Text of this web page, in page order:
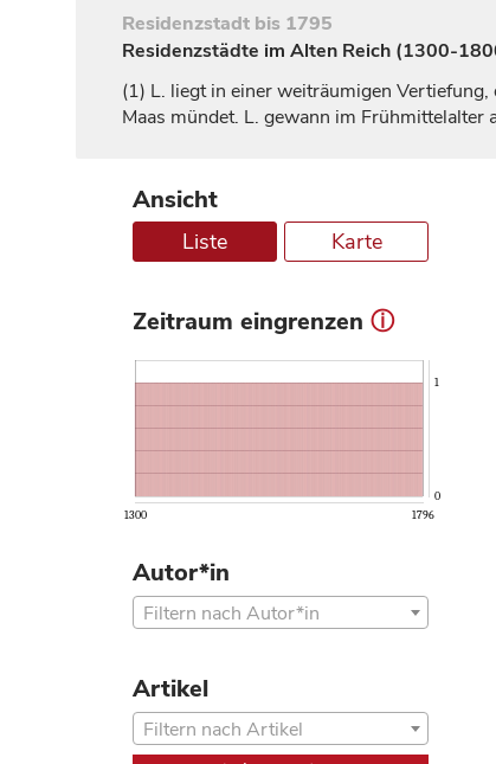
Residenzstadt bis 1795
Residenzstädte im Alten Reich (1300-
(1) L. liegt in einer weiträumigen
Maas mündet. L. gewann im Frühmittelalter
Ansicht
Liste Karte
Zeitraum eingrenzen ⓘ
1300 1796
0
1
Autor*in
Filtern nach Autor*in
Artikel
Filtern nach Artikel